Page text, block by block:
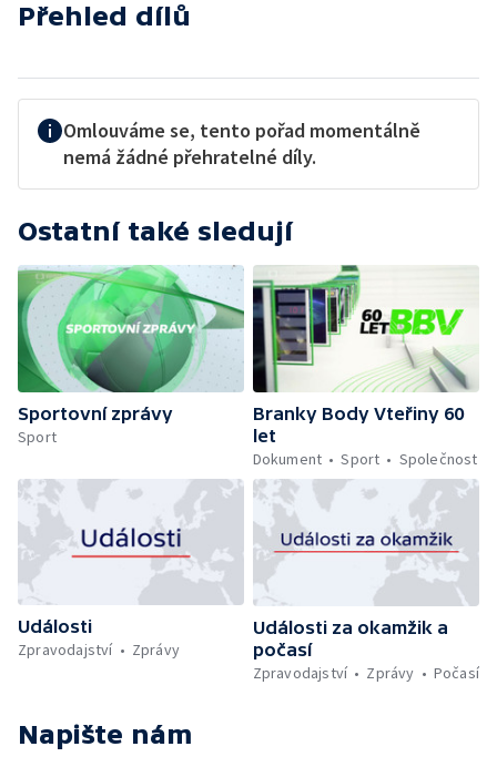
Přehled dílů
Omlouváme se, tento pořad momentálně
nemá žádné přehratelné díly.
Ostatní také sledují
Sportovní zprávy
Sport
Branky Body Vteřiny 60
let
Dokument
Sport Společnost
Události
Zpravodajství
Zprávy
Události za okamžik a
počasí
Zpravodajství
Zprávy Počasí
Napište nám